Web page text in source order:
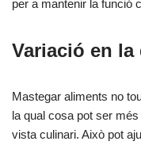
per a mantenir la funció
Variació en la
Mastegar aliments no
la qual cosa pot ser
vista culinari. Això pot